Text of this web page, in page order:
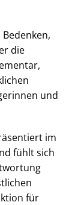
die
und
im
fühlt sich
für